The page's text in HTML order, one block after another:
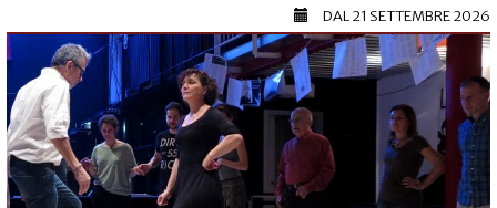
DAL21 SETTEMBRE 2026